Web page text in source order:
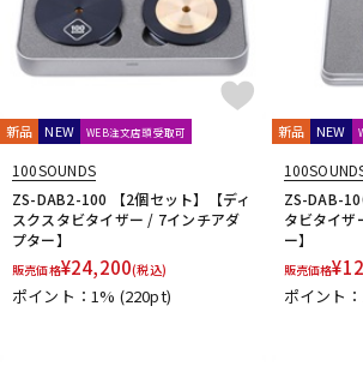
Vestax
V-MODA YAXI
他
100SOUNDS HEADLINER Thunderplugs
新品 NEW WEB注文店頭受取可
100SOUNDS
ZS-DAB2-100 【2個セット】【ディ
スクスタビタイザー / 7インチアダ
プター】
販売価格¥24,200(税込)
ポイント：1% (220pt)
新品 NEW
ZS-DAB-
タビタイザ
ー】
販売価格¥
ポイント